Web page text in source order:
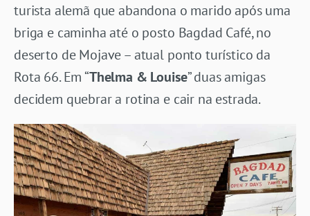
turista alemã que abandona o marido após uma
briga e caminha até o posto Bagdad Café, no
deserto de Mojave – atual ponto turístico da
Rota 66. Em “Thelma & Louise” duas amigas
decidem quebrar a rotina e cair na estrada.